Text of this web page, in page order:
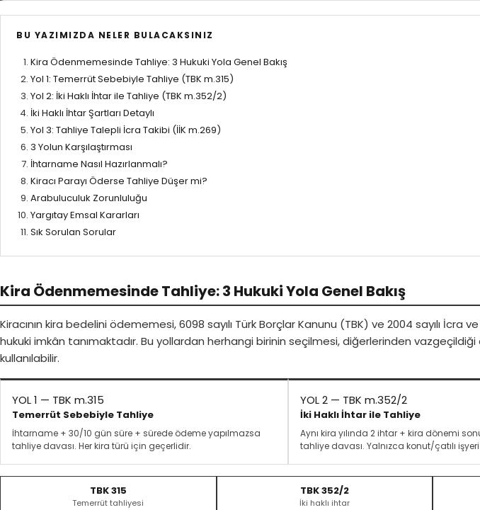
BU YAZIMIZDA NELER BULACAKSINIZ
Kira Ödenmemesinde Tahliye: 3 Hukuki Yola Genel Bakış
Yol 1: Temerrüt Sebebiyle Tahliye (TBK m.315)
Yol 2: İki Haklı İhtar ile Tahliye (TBK m.352/2)
İki Haklı İhtar Şartları Detaylı
Yol 3: Tahliye Talepli İcra Takibi (İİK m.269)
3 Yolun Karşılaştırması
İhtarname Nasıl Hazırlanmalı?
Kiracı Parayı Öderse Tahliye Düşer mi?
Arabuluculuk Zorunluluğu
Yargıtay Emsal Kararları
Sık Sorulan Sorular
Kira Ödenmemesinde Tahliye: 3 Hukuki Yola Genel Bakış
Kiracının kira bedelini ödememesi, 6098 sayılı Türk Borçlar Kanunu (TBK) ve 2004 sayılı
hukuki imkân tanımaktadır. Bu yollardan herhangi birinin seçilmesi, diğerlerinden
kullanılabilir.
YOL 1 — TBK m.315
Temerrüt Sebebiyle Tahliye
İhtarname + 30/10 gün süre + sürede ödeme yapılmazsa
tahliye davası. Her kira türü için geçerlidir.
YOL 2 — TBK m.352/2
İki Haklı İhtar ile Tahliye
Aynı kira yılında 2 ihtar + kira dönemi
tahliye davası. Yalnızca konut/çatılı
TBK 315
Temerrüt tahliyesi
TBK 352/2
İki haklı ihtar